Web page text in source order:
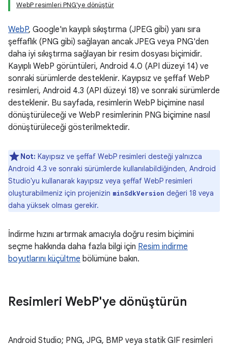
WebP resimleri PNG'ye dönüştür
WebP, Google'ın kayıplı sıkıştırma (JPEG gibi) yanı sıra
şeffaflık (PNG gibi) sağlayan ancak JPEG veya PNG'den
daha iyi sıkıştırma sağlayan bir resim dosyası biçimidir.
Kayıplı WebP görüntüleri, Android 4.0 (API düzeyi 14) ve
sonraki sürümlerde desteklenir. Kayıpsız ve şeffaf WebP
resimleri, Android 4.3 (API düzeyi 18) ve sonraki sürümlerde
desteklenir. Bu sayfada, resimlerin WebP biçimine nasıl
dönüştürüleceği ve WebP resimlerinin PNG biçimine nasıl
dönüştürüleceği gösterilmektedir.
Not: Kayıpsız ve şeffaf WebP resimleri desteği yalnızca
Android 4.3 ve sonraki sürümlerde kullanılabildiğinden, Android
Studio'yu kullanarak kayıpsız veya şeffaf WebP resimleri
oluşturabilmeniz için projenizin minSdkVersion değeri 18 veya
daha yüksek olması gerekir.
İndirme hızını artırmak amacıyla doğru resim biçimini
seçme hakkında daha fazla bilgi için Resim indirme
boyutlarını küçültme bölümüne bakın.
Resimleri WebP'ye dönüştürün
Android Studio; PNG, JPG, BMP veya statik GIF resimleri